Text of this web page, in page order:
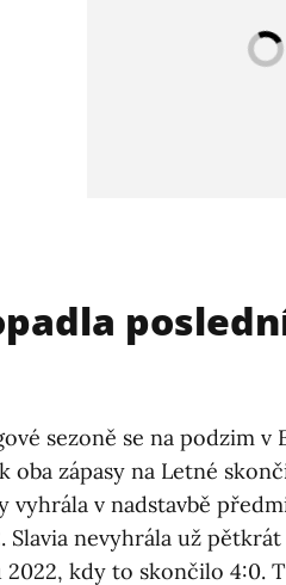
sezoně se na podzim v
oba zápasy na Letné
vyhrála v nadstavbě
Slavia nevyhrála už
kdy to skončilo 4:0.